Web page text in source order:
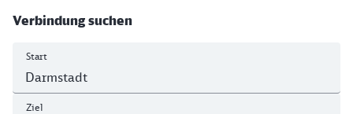
Verbindung suchen
Start
Ziel